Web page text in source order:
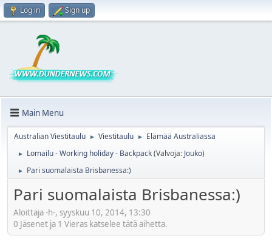
Log in Sign up
Main Menu
Australian Viestitaulu ► Viestitaulu ► Elämää Australiassa
► Lomailu - Working holiday - Backpack(Valvoja: Jouko)
► Pari suomalaista Brisbanessa:)
Pari suomalaista Brisbanessa:)
Aloittaja -h-, syyskuu 10, 2014, 13:30
0 Jäsenet ja 1 Vieras katselee tätä aihetta.